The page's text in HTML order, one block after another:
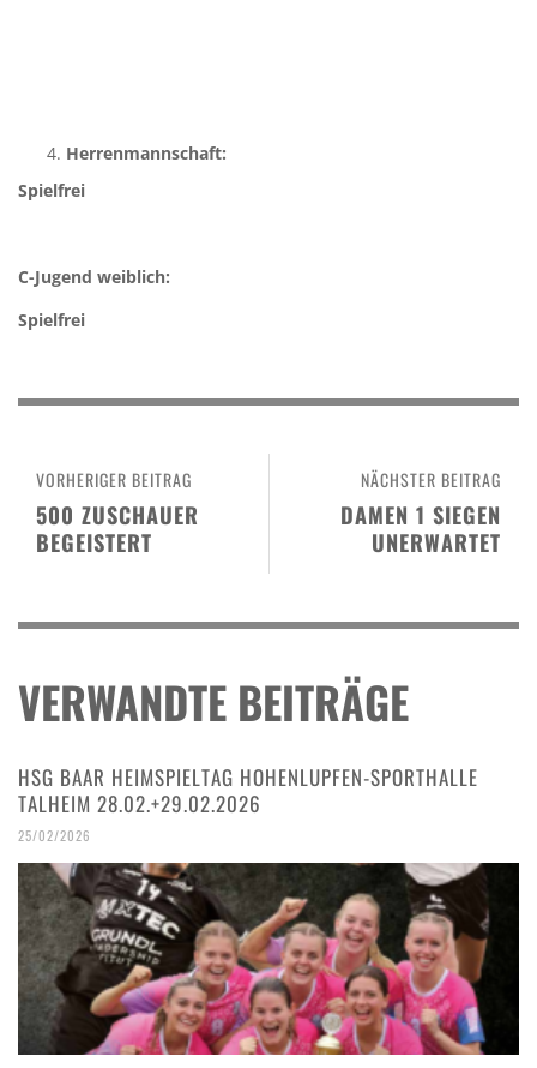
Herrenmannschaft:
Spielfrei
C-Jugend weiblich:
Spielfrei
NÄCHSTER BEITRAG
DAMEN 1 SIEGEN
UNERWARTET
VORHERIGER BEITRAG
500 ZUSCHAUER
BEGEISTERT
VERWANDTE BEITRÄGE
HSG BAAR HEIMSPIELTAG HOHENLUPFEN-SPORTHALLE
TALHEIM 28.02.+29.02.2026
25/02/2026